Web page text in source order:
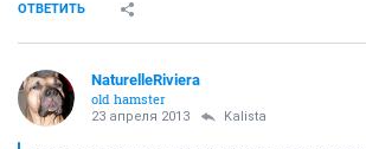
ОТВЕТИТЬ
NaturelleRiviera
old hamster
23 апреля 2013 Kalista